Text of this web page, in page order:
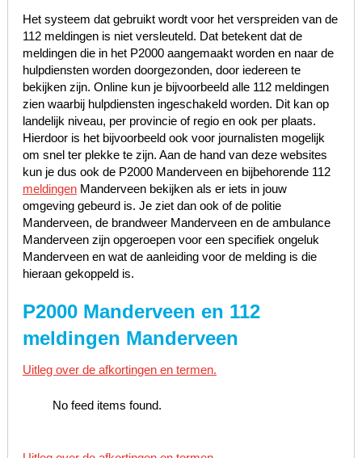
Het systeem dat gebruikt wordt voor het verspreiden van de
112 meldingen is niet versleuteld. Dat betekent dat de
meldingen die in het P2000 aangemaakt worden en naar de
hulpdiensten worden doorgezonden, door iedereen te
bekijken zijn. Online kun je bijvoorbeeld alle 112 meldingen
zien waarbij hulpdiensten ingeschakeld worden. Dit kan op
landelijk niveau, per provincie of regio en ook per plaats.
Hierdoor is het bijvoorbeeld ook voor journalisten mogelijk
om snel ter plekke te zijn. Aan de hand van deze websites
kun je dus ook de P2000 Manderveen en bijbehorende 112
meldingenManderveen bekijken als er iets in jouw
omgeving gebeurd is. Je ziet dan ook of de politie
Manderveen, de brandweer Manderveen en de ambulance
Manderveen zijn opgeroepen voor een specifiek ongeluk
Manderveen en wat de aanleiding voor de melding is die
hieraan gekoppeld is.
P2000 Manderveen en 112
meldingen Manderveen
Uitleg over de afkortingen en termen.
No feed items found.